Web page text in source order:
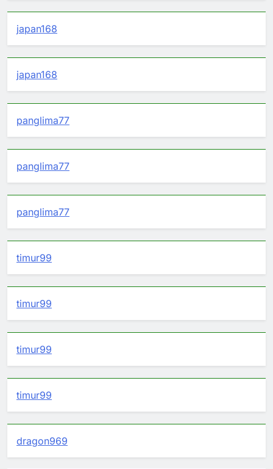
japan168
japan168
panglima77
panglima77
panglima77
timur99
timur99
timur99
timur99
dragon969